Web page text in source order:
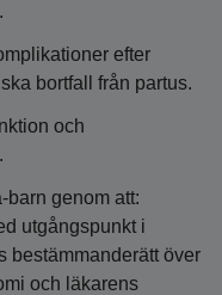
efter
bortfall från partus.
och
barn genom att:
utgångspunkt i
bestämmanderätt över
och läkarens